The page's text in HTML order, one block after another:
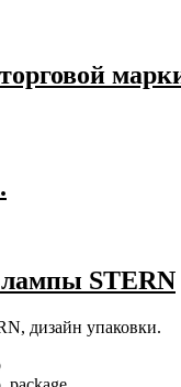
STERN
дизайн упаковки.